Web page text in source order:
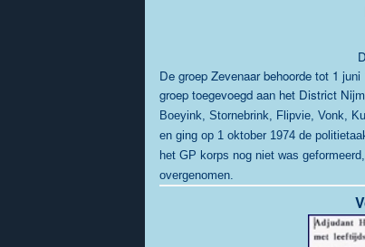
De groep Zevenaar behoorde tot 1
groep toegevoegd aan het District
Boeyink, Stornebrink, Flipvie, Vonk,
en ging op 1 oktober 1974 de
het GP korps nog niet was
overgenomen.